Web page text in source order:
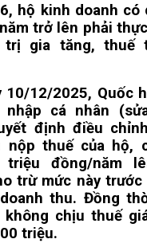
hộ kinh doanh
trở lên phải
trị gia tăng, thuế
10/12/2025, Quốc
cá nhân
định điều
nộp thuế của hộ,
đồng/năm
trừ mức này
thu. Đồng
không chịu thuế
triệu.